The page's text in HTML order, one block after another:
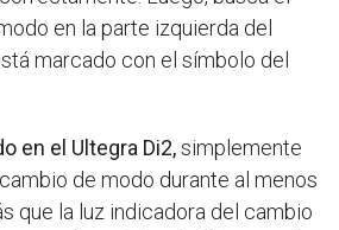
en la parte izquierda del
marcado con el símbolo del
en el Ultegra Di2,simplemente
de modo durante al menos
que la luz indicadora del cambio